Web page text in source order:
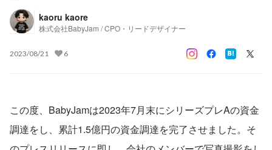
kaoru kaore
株式会社BabyJam / CPO・リードデザイナー
2023/08/21 6
この度、BabyJamは2023年7月末にシリーズプレAの資金
調達をし、累計1.5億円の資金調達を完了させました。そ